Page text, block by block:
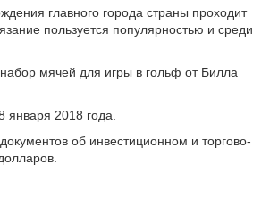
главного города страны проходит
пользуется популярностью и среди
мячей для игры в гольф от Билла
2018 года.
об инвестиционном и торгово-